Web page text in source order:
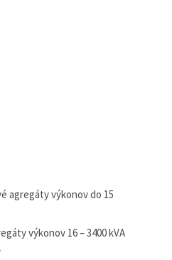
agregáty výkonov do 15
výkonov 16 – 3400 kVA